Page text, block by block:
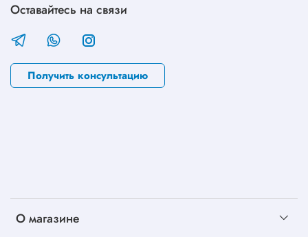
О магазине
Оставайтесь на связи
Получить консультацию